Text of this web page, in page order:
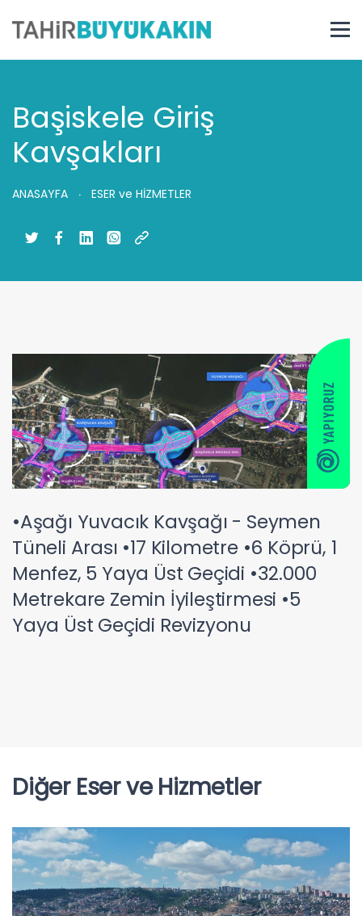
Başiskele Giriş
Kavşakları
ANASAYFA ESER ve HİZMETLER
•Aşağı Yuvacık Kavşağı - Seymen
Tüneli Arası •17 Kilometre •6 Köprü, 1
Menfez, 5 Yaya Üst Geçidi •32.000
Metrekare Zemin İyileştirmesi •5
Yaya Üst Geçidi Revizyonu
Diğer Eser ve Hizmetler